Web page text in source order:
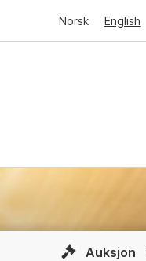
Norsk English
Auksjon